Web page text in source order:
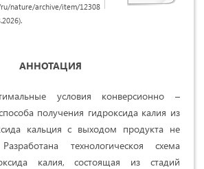
nature/archive/item/12308
АННОТАЦИЯ
условия конверсионно –
получения гидроксида калия из
кальция с выходом продукта не
технологическоя схема
калия, состоящая из стадий